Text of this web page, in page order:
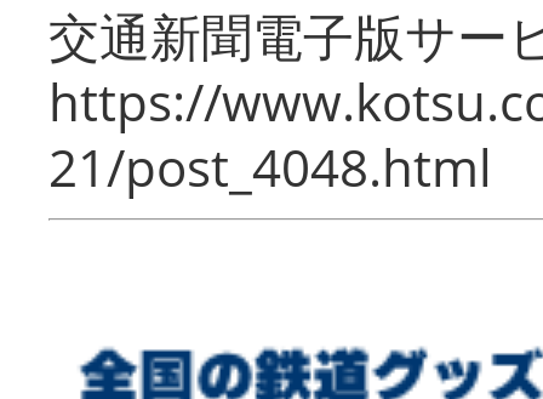
交通新聞電子版サー
https://
21/post_4048.html